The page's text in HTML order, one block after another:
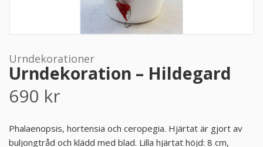
PLANERA BEGRAVNING
PRODUKTER & PRISER
OM BEGRAVNINGAR
JURIDIK
Urndekorationer
Urndekoration – Hildegard
690 kr
Phalaenopsis, hortensia och ceropegia. Hjärtat är gjort av
buljongtråd och klädd med blad. Lilla hjärtat höjd: 8 cm,